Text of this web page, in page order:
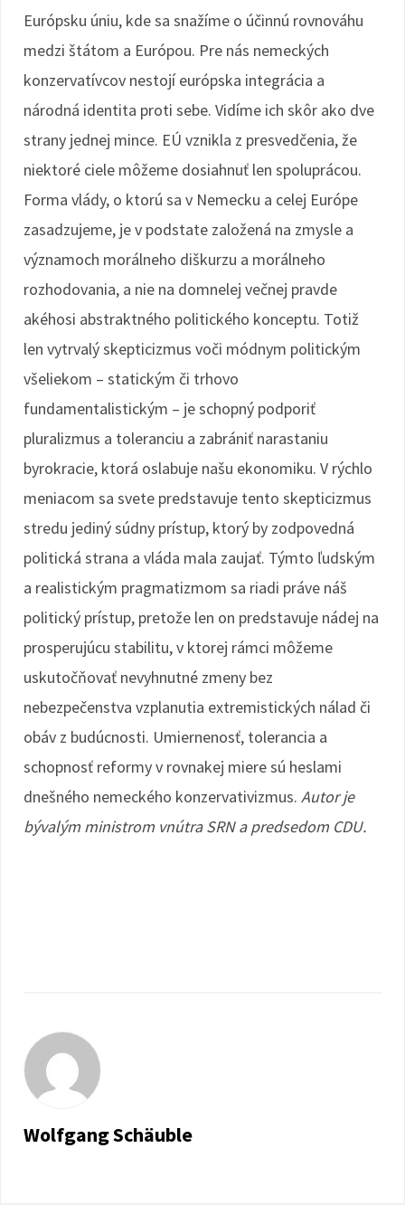
Európsku úniu, kde sa snažíme o účinnú rovnováhu
medzi štátom a Európou. Pre nás nemeckých
konzervatívcov nestojí európska integrácia a
národná identita proti sebe. Vidíme ich skôr ako dve
strany jednej mince. EÚ vznikla z presvedčenia, že
niektoré ciele môžeme dosiahnuť len spoluprácou.
Forma vlády, o ktorú sa v Nemecku a celej Európe
zasadzujeme, je v podstate založená na zmysle a
významoch morálneho diškurzu a morálneho
rozhodovania, a nie na domnelej večnej pravde
akéhosi abstraktného politického konceptu. Totiž
len vytrvalý skepticizmus voči módnym politickým
všeliekom – statickým či trhovo
fundamentalistickým – je schopný podporiť
pluralizmus a toleranciu a zabrániť narastaniu
byrokracie, ktorá oslabuje našu ekonomiku. V rýchlo
meniacom sa svete predstavuje tento skepticizmus
stredu jediný súdny prístup, ktorý by zodpovedná
politická strana a vláda mala zaujať. Týmto ľudským
a realistickým pragmatizmom sa riadi práve náš
politický prístup, pretože len on predstavuje nádej na
prosperujúcu stabilitu, v ktorej rámci môžeme
uskutočňovať nevyhnutné zmeny bez
nebezpečenstva vzplanutia extremistických nálad či
obáv z budúcnosti. Umiernenosť, tolerancia a
schopnosť reformy v rovnakej miere sú heslami
dnešného nemeckého konzervativizmus. Autor je
bývalým ministrom vnútra SRN a predsedom CDU.
Wolfgang Schäuble